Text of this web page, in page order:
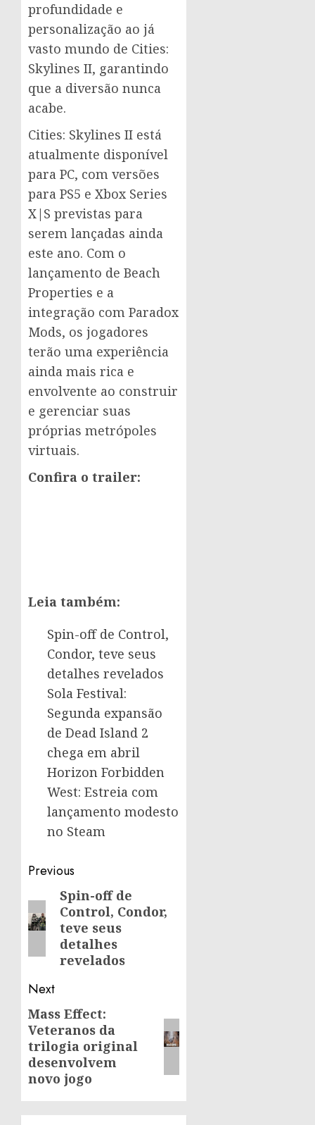
profundidade e
personalização ao já
vasto mundo de Cities:
Skylines II, garantindo
que a diversão nunca
acabe.
Cities: Skylines II está
atualmente disponível
para PC, com versões
para PS5 e Xbox Series
X|S previstas para
serem lançadas ainda
este ano. Com o
lançamento de Beach
Properties e a
integração com Paradox
Mods, os jogadores
terão uma experiência
ainda mais rica e
envolvente ao construir
e gerenciar suas
próprias metrópoles
virtuais.
Confira o trailer:
Leia também:
Spin-off de Control,
Condor, teve seus
detalhes revelados
Sola Festival:
Segunda expansão
de Dead Island 2
chega em abril
Horizon Forbidden
West: Estreia com
lançamento modesto
no Steam
Post
navigation
Previous
Previous
post:
Spin-off de
Control, Condor,
teve seus
detalhes
revelados
Next
Next
post:
Mass Effect:
Veteranos da
trilogia original
desenvolvem
novo jogo